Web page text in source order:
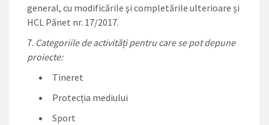
general, cu modificările şi completările ulterioare și
HCL Pănet nr. 17/2017.
Categoriile de activități pentru care se pot depune
proiecte:
Tineret
Protecția mediului
Sport